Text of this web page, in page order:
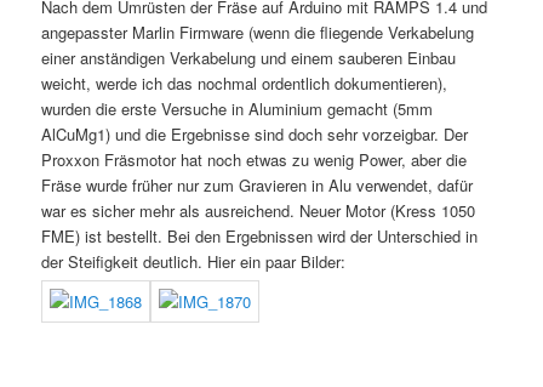
Nach dem Umrüsten der Fräse auf Arduino mit RAMPS 1.4 und
angepasster Marlin Firmware (wenn die fliegende Verkabelung
einer anständigen Verkabelung und einem sauberen Einbau
weicht, werde ich das nochmal ordentlich dokumentieren),
wurden die erste Versuche in Aluminium gemacht (5mm
AlCuMg1) und die Ergebnisse sind doch sehr vorzeigbar. Der
Proxxon Fräsmotor hat noch etwas zu wenig Power, aber die
Fräse wurde früher nur zum Gravieren in Alu verwendet, dafür
war es sicher mehr als ausreichend. Neuer Motor (Kress 1050
FME) ist bestellt. Bei den Ergebnissen wird der Unterschied in
der Steifigkeit deutlich. Hier ein paar Bilder: